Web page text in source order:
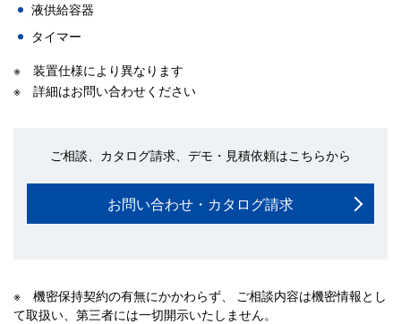
液供給容器
タイマー
※ 装置仕様により異なります
※ 詳細はお問い合わせください
ご相談、カタログ請求、デモ・見積依頼はこちらから
お問い合わせ・カタログ請求
※ 機密保持契約の有無にかかわらず、 ご相談内容は機密情報とし
て取扱い、第三者には一切開示いたしません。